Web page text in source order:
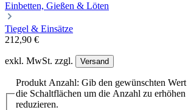
Einbetten, Gießen & Löten
Tiegel & Einsätze
212,90 €
exkl. MwSt. zzgl. Versand
Produkt Anzahl: Gib den gewünschten Wert
die Schaltflächen um die Anzahl zu erhöhen
reduzieren.